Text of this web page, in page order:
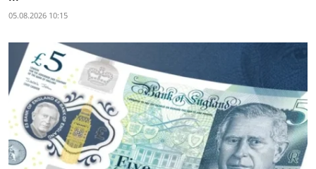
05.08.2026 10:15